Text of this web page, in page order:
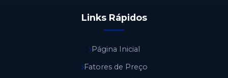
Links Rápidos
Página Inicial
Fatores de Preço